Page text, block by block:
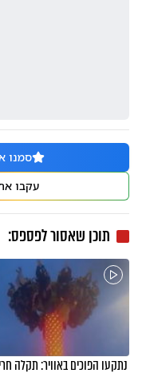
סמנו
עקבו
תוכן שאסור לפספס:
נתקעו הפוכים באוויר: תקלה